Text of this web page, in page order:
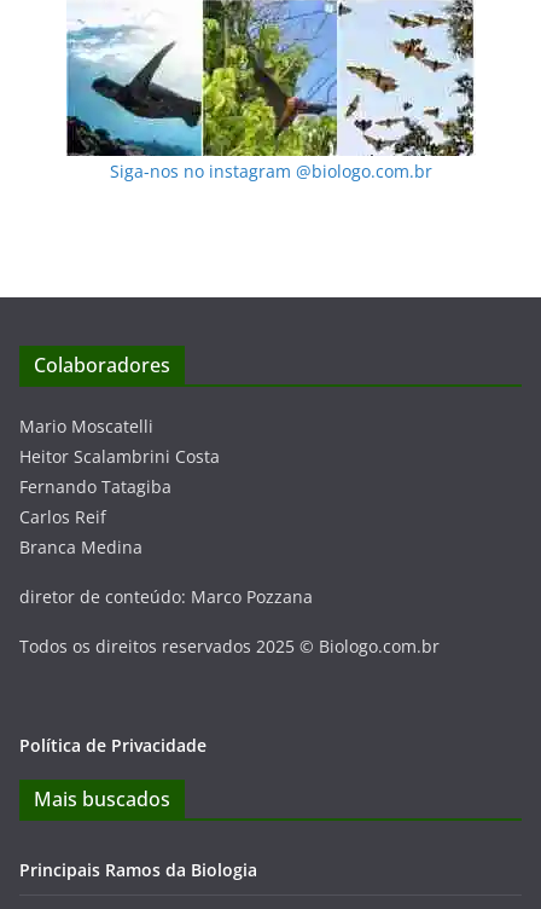
Siga-nos no instagram @biologo.com.br
Colaboradores
Mario Moscatelli
Heitor Scalambrini Costa
Fernando Tatagiba
Carlos Reif
Branca Medina
diretor de conteúdo: Marco Pozzana
Todos os direitos reservados 2025 © Biologo.com.br
Política de Privacidade
Mais buscados
Principais Ramos da Biologia